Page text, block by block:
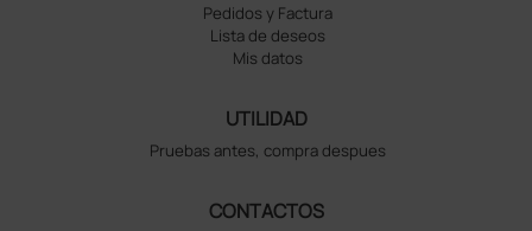
Pedidos y Factura
Lista de deseos
Mis datos
UTILIDAD
Pruebas antes, compra despues
CONTACTOS